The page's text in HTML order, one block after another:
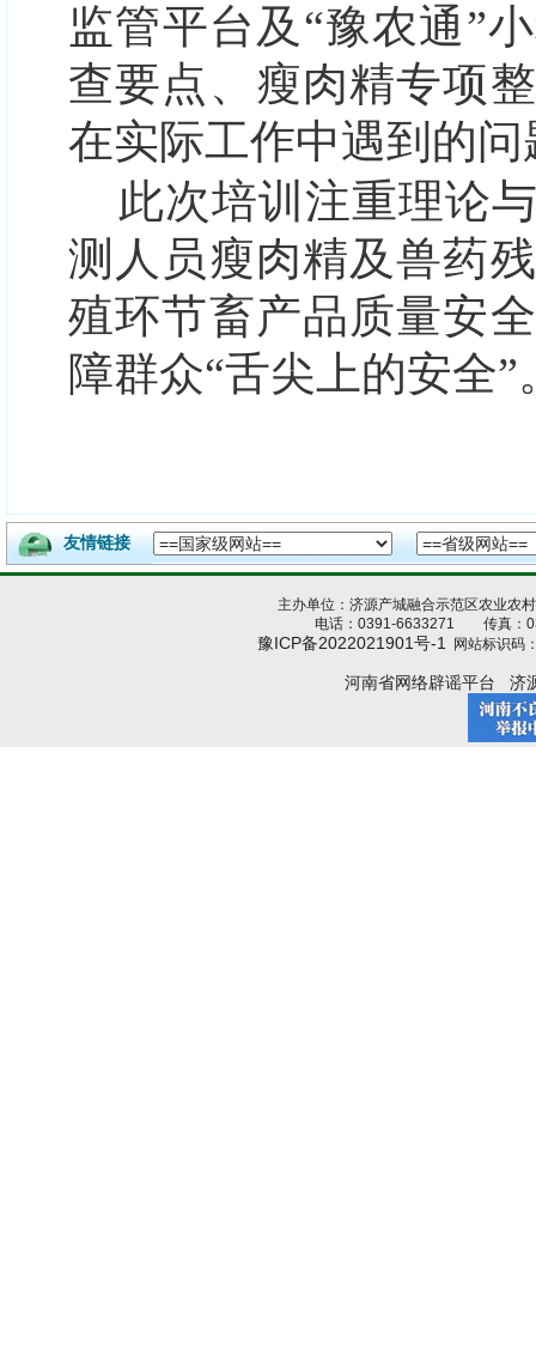
监管平台及“豫农通”
查要点、瘦肉精专项
在实际工作中遇到的
此次培训注重理论
测人员瘦肉精及兽药
殖环节畜产品质量安
障群众“舌尖上的安全”
友情链接
主办单位：济源产城融合示范区农业
电话：0391-6633271 传真：
豫ICP备2022021901号-1 网站标识码
河南省网络辟谣平台 济